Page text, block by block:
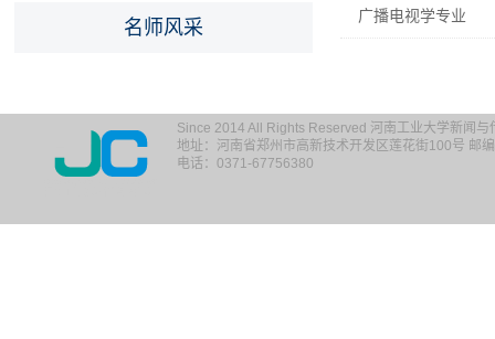
名师风采
广播电视学专业
Since 2014 All Rights Reserved 河南工业大学新闻与
地址：河南省郑州市高新技术开发区莲花街100号 邮
电话：0371-67756380